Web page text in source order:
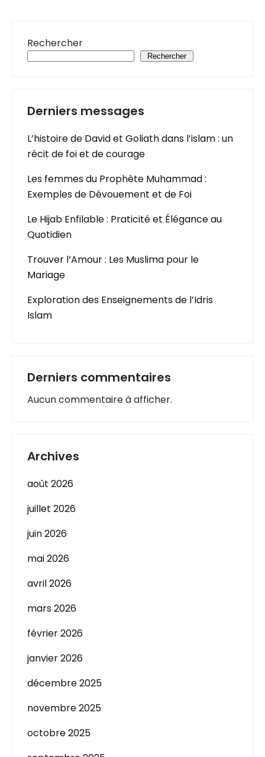
Rechercher
Rechercher
Derniers messages
L’histoire de David et Goliath dans l’islam : un
récit de foi et de courage
Les femmes du Prophète Muhammad :
Exemples de Dévouement et de Foi
Le Hijab Enfilable : Praticité et Élégance au
Quotidien
Trouver l’Amour : Les Muslima pour le
Mariage
Exploration des Enseignements de l’Idris
Islam
Derniers commentaires
Aucun commentaire à afficher.
Archives
août 2026
juillet 2026
juin 2026
mai 2026
avril 2026
mars 2026
février 2026
janvier 2026
décembre 2025
novembre 2025
octobre 2025